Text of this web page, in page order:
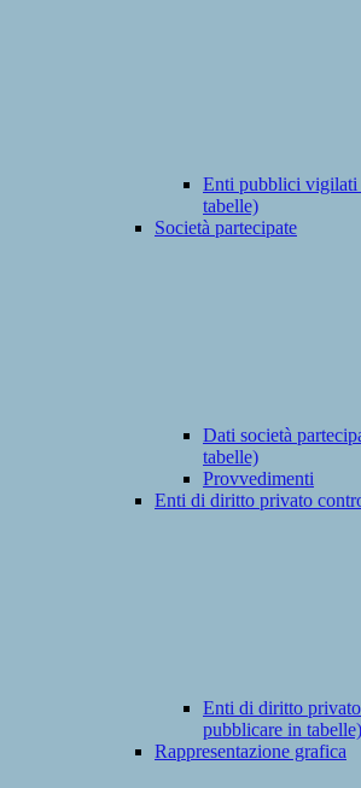
Enti pubblici vigilati
tabelle)
Società partecipate
Dati società
tabelle)
Provvedimenti
Enti di diritto privato
Enti di diritto
pubblicare in tabelle)
Rappresentazione grafica